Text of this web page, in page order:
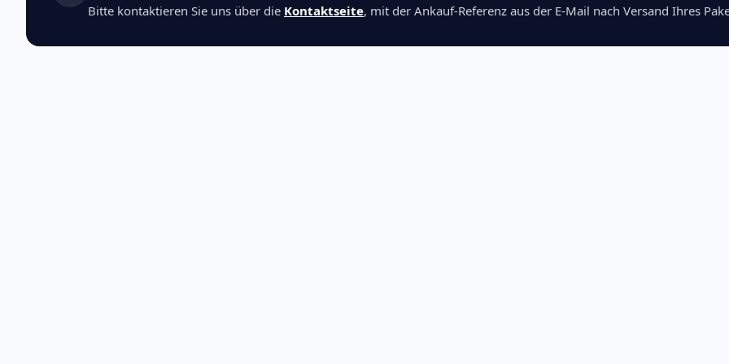
Bitte kontaktieren Sie uns über die Kontaktseite, mit der Ankauf-Referenz aus der E-Mail nach Versand Ihres